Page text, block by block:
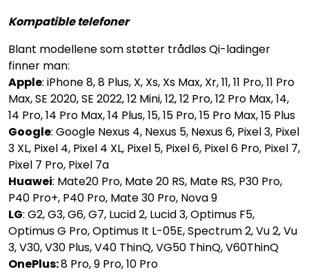
Kompatible telefoner
Blant modellene som støtter trådløs Qi-ladinger
finner man:
Apple: iPhone 8, 8 Plus, X, Xs, Xs Max, Xr, 11, 11 Pro, 11 Pro
Max, SE 2020, SE 2022, 12 Mini, 12, 12 Pro, 12 Pro Max, 14,
14 Pro, 14 Pro Max, 14 Plus, 15, 15 Pro, 15 Pro Max, 15 Plus
Google: Google Nexus 4, Nexus 5, Nexus 6, Pixel 3, Pixel
3 XL, Pixel 4, Pixel 4 XL, Pixel 5, Pixel 6, Pixel 6 Pro, Pixel 7,
Pixel 7 Pro, Pixel 7a
Huawei: Mate20 Pro, Mate 20 RS, Mate RS, P30 Pro,
P40 Pro+, P40 Pro, Mate 30 Pro, Nova 9
LG: G2, G3, G6, G7, Lucid 2, Lucid 3, Optimus F5,
Optimus G Pro, Optimus It L-05E, Spectrum 2, Vu 2, Vu
3, V30, V30 Plus, V40 ThinQ, VG50 ThinQ, V60ThinQ
OnePlus:8 Pro, 9 Pro, 10 Pro